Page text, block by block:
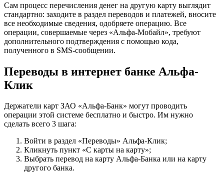
Сам процесс перечисления денег на другую карту выглядит
стандартно: заходите в раздел переводов и платежей, вносите
все необходимые сведения, одобряете операцию. Все
операции, совершаемые через «Альфа-Мобайл», требуют
дополнительного подтверждения с помощью кода,
полученного в SMS-сообщении.
Переводы в интернет банке Альфа-
Клик
Держатели карт ЗАО «Альфа-Банк» могут проводить
операции этой системе бесплатно и быстро. Им нужно
сделать всего 3 шага:
Войти в раздел «Переводы» Альфа-Клик;
Кликнуть пункт «С карты на карту»;
Выбрать перевод на карту Альфа-Банка или на карту
другого банка.